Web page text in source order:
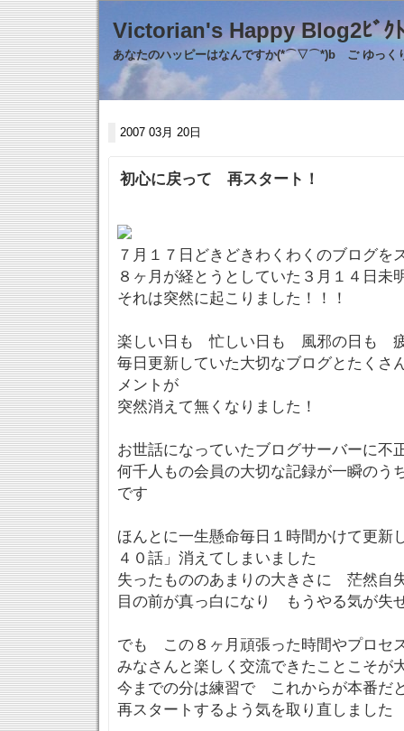
Victorian's Happy
あなたのハッピーはなんですか(*⌒▽⌒*)b ご ゆっく
2007 03月 20日
初心に戻って 再スタート！
７月１７日どきどきわくわくのブログを
８ヶ月が経とうとしていた３月１４日未
それは突然に起こりました！！！
楽しい日も 忙しい日も 風邪の日も
毎日更新していた大切なブログとたくさ
メントが
突然消えて無くなりました！
お世話になっていたブログサーバーに不
何千人もの会員の大切な記録が一瞬のう
です
ほんとに一生懸命毎日１時間かけて更新
４０話」消えてしまいました
失ったもののあまりの大きさに 茫然自
目の前が真っ白になり もうやる気が失
でも この８ヶ月頑張った時間やプロセ
みなさんと楽しく交流できたことこそ
今までの分は練習で これからが本番だ
再スタートするよう気を取り直しました